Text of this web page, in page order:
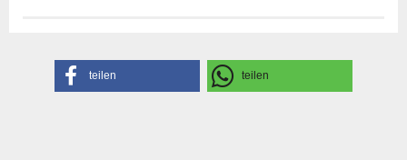
teilen teilen